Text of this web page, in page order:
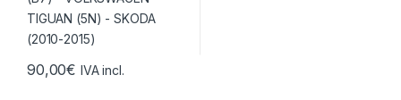
90,00€ IVA incl.